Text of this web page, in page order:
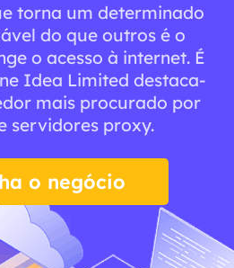
torna um determinado
do que outros é o
o acesso à internet. É
Idea Limited destaca-
mais procurado por
servidores proxy.
o negócio